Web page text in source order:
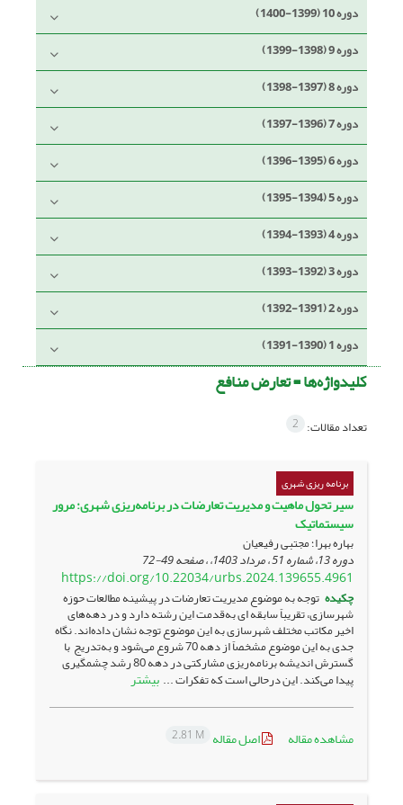
دوره 10 (1399-1400)
دوره 9 (1398-1399)
دوره 8 (1397-1398)
دوره 7 (1396-1397)
دوره 6 (1395-1396)
دوره 5 (1394-1395)
دوره 4 (1393-1394)
دوره 3 (1392-1393)
دوره 2 (1391-1392)
دوره 1 (1390-1391)
کلیدواژه‌ها =تعارض منافع
تعداد مقالات: 2
برنامه ریزی شهری
سیر تحول ماهیت و مدیریت تعارضات در برنامه‌ریزی شهری: مرور
سیستماتیک
بهاره بهرا؛ مجتبی رفیعیان
دوره 13، شماره 51 ، مرداد 1403، ، صفحه 49-72
https://doi.org/10.22034/urbs.2024.139655.4961
چکیده توجه به موضوع مدیریت تعارضات در پیشینه مطالعات حوزه
شهرسازی، تقریباً سابقه ای به‌قدمت این رشته دارد و در دهه‌های
اخیر مکاتب مختلف شهرسازی به این موضوع توجه نشان داده‌اند. نگاه
جدی به این موضوع مشخصاً از دهه 70 شروع می‌شود و به‌تدریج با
گسترش اندیشه برنامه‌ریزی مشارکتی در دهه 80 رشد چشمگیری
پیدا می‌کند. این درحالی است که تفکرات ... بیشتر
مشاهده مقاله اصل مقاله 2.81 M